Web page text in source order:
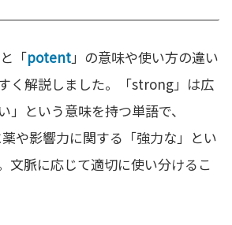
「potent」の意味や使い方の違い
く解説しました。「strong」は広
」という意味を持つ単語で、
や影響力に関する「強力な」とい
文脈に応じて適切に使い分けるこ